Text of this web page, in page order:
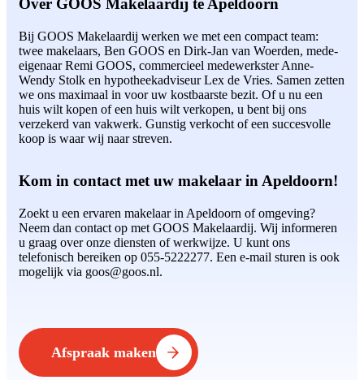
Over GOOS Makelaardij te Apeldoorn
Bij GOOS Makelaardij werken we met een compact team:
twee makelaars, Ben GOOS en Dirk-Jan van Woerden, mede-
eigenaar Remi GOOS, commercieel medewerkster Anne-
Wendy Stolk en hypotheekadviseur Lex de Vries. Samen zetten
we ons maximaal in voor uw kostbaarste bezit. Of u nu een
huis wilt kopen of een huis wilt verkopen, u bent bij ons
verzekerd van vakwerk. Gunstig verkocht of een succesvolle
koop is waar wij naar streven.
Kom in contact met uw makelaar in Apeldoorn!
Zoekt u een ervaren makelaar in Apeldoorn of omgeving?
Neem dan contact op met GOOS Makelaardij. Wij informeren
u graag over onze diensten of werkwijze. U kunt ons
telefonisch bereiken op 055-5222277. Een e-mail sturen is ook
mogelijk via goos@goos.nl.
Afspraak maken